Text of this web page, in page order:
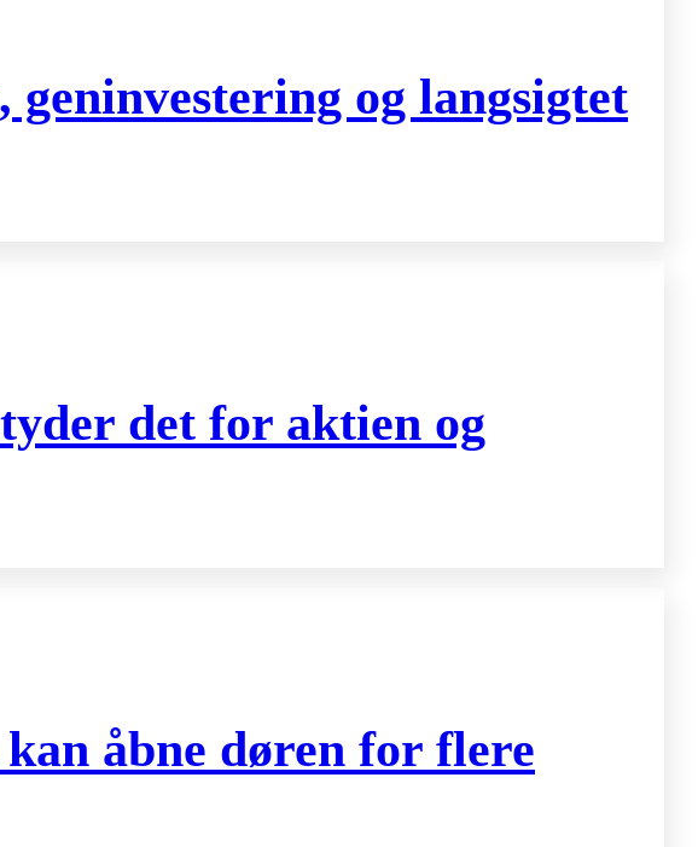
og langsigtet
det for aktien og
åbne døren for flere